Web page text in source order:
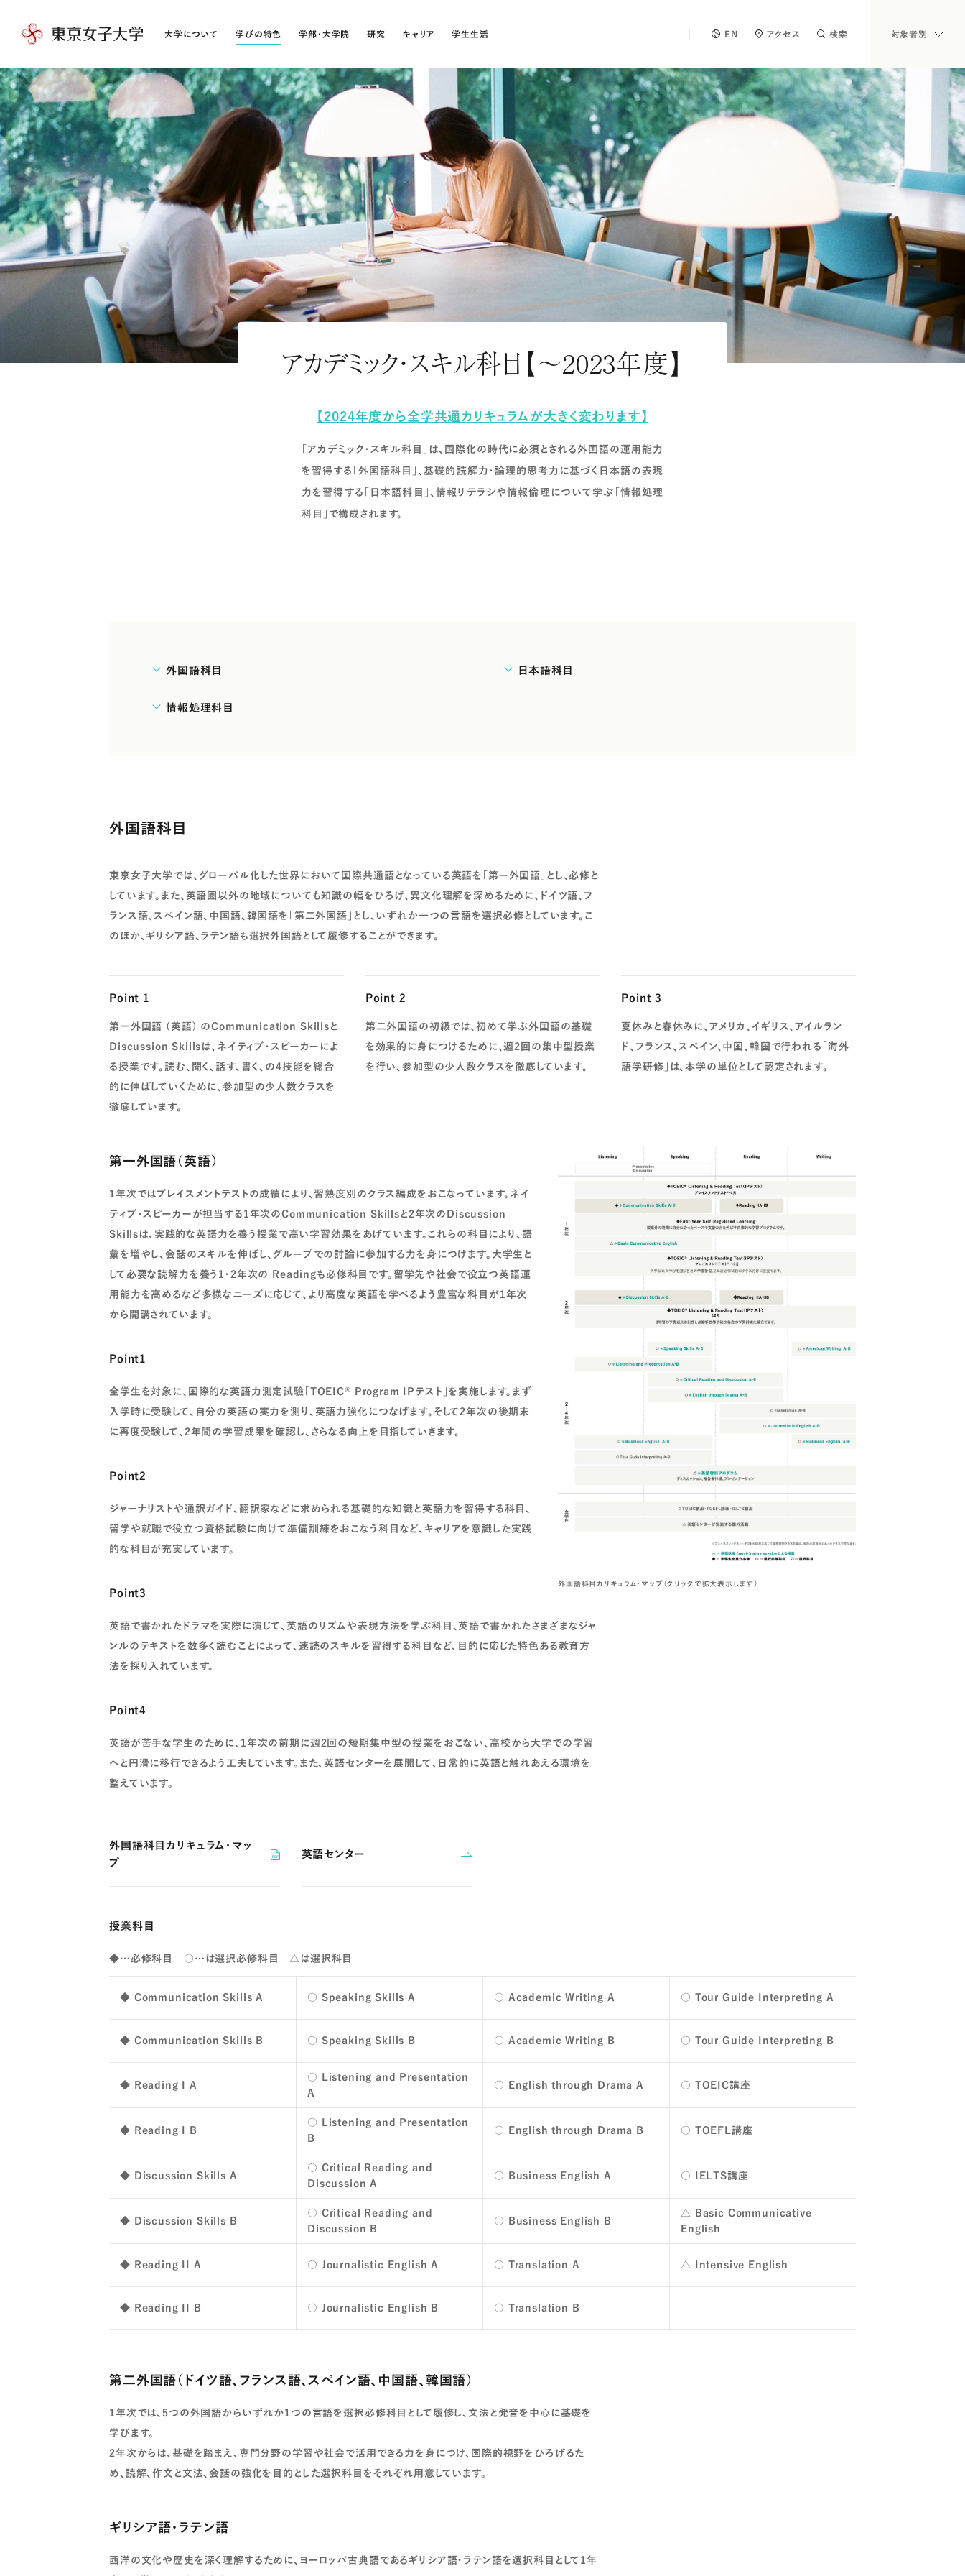
東
女
子
大
学
大学について 学びの特色 学部・大学院 研究 キャリア 学生生活 EN アクセス 検索 対象者別
アカデミック・スキル科目【～2023年度】
【2024年度から全学共通カリキュラムが大きく変わります】
「アカデミック・スキル科目」は、国際化の時代に必須とされる外国語の運用能力
を習得する「外国語科目」、基礎的読解力・論理的思考力に基づく日本語の表現
力を習得する「日本語科目」、情報リテラシや情報倫理について学ぶ「情報処理
科目」で構成されます。
外国語科目 日本語科目
情報処理科目
外国語科目
東京女子大学では、グローバル化した世界において国際共通語となっている英語を「第ー外国語」とし、必修と
しています。また、英語圏以外の地域についても知識の幅をひろげ、異文化理解を深めるために、ドイツ語、フ
ランス語、スペイン語、中国語、韓国語を「第二外国語」とし、いずれか一つの言語を選択必修としています。こ
のほか、ギリシア語、ラテン語も選択外国語として履修することができます。
Point 1
第一外国語 (英語) のCommunication Skillsと
Discussion Skillsは、ネイティブ・スピーカーによ
る授業です。読む、聞く、話す、書く、の4技能を総合
的に伸ばしていくために、参加型の少人数クラスを
徹底しています。
Point 2
第二外国語の初級では、初めて学ぶ外国語の基礎
を効果的に身につけるために、週2回の集中型授業
を行い、参加型の少人数クラスを徹底しています。
Point 3
夏休みと春休みに、アメリカ、イギリス、アイルラン
ド、フランス、スペイン、中国、韓国で行われる「海外
語学研修」は、本学の単位として認定されます。
外国語科目カリキュラム・マップ（クリックで拡大表示します）
第一外国語（英語）
1年次ではプレイスメントテストの成績により、習熟度別のクラス編成をおこなっています。ネイ
ティブ・スピーカーが担当する1年次のCommunication Skillsと2年次のDiscussion
Skillsは、実践的な英語力を養う授業で高い学習効果をあげています。これらの科目により、語
彙を増やし、会話のスキルを伸ばし、グループでの討論に参加する力を身につけます。大学生と
して必要な読解力を養う1・2年次の Readingも必修科目です。留学先や社会で役立つ英語運
用能力を高めるなど多様なニーズに応じて、より高度な英語を学べるよう豊富な科目が1年次
から開講されています。
Point1
全学生を対象に、国際的な英語力測定試驗「TOEIC® Program IPテスト」を実施します。まず
入学時に受験して、自分の英語の実力を測り、英語力強化につなげます。そして2年次の後期末
に再度受験して、2年間の学習成果を確認し、さらなる向上を目指していきます。
Point2
ジャーナリストや通訳ガイド、翻訳家などに求められる基礎的な知識と英語力を習得する科目、
留学や就職で役立つ資格試験に向けて準備訓練をおこなう科目など、キャリアを意識した実践
的な科目が充実しています。
Point3
英語で書かれたドラマを実際に演じて、英語のリズムや表現方法を学ぶ科目、英語で書かれたさまざまなジャ
ンルのテキストを数多く読むことによって、速読のスキルを習得する科目など、目的に応じた特色ある教育方
法を採り入れています。
Point4
英語が苦手な学生のために、1年次の前期に週2回の短期集中型の授業をおこない、高校から大学での学習
へと円滑に移行できるよう工夫しています。また、英語センターを展開して、日常的に英語と触れあえる環境を
整えています。
外国語科目カリキュラム・マッ
プ
英語センター
授業科目
◆…必修科目 ○…は選択必修科目 △は選択科目
◆ Communication Skills A ○ Speaking Skills A ○ Academic Writing A ○ Tour Guide Interpreting A
◆ Communication Skills B ○ Speaking Skills B ○ Academic Writing B ○ Tour Guide Interpreting B
◆ Reading I A
○ Listening and Presentation
A
○ English through Drama A ○ TOEIC講座
◆ Reading I B
○ Listening and Presentation
B
○ English through Drama B ○ TOEFL講座
◆ Discussion Skills A
○ Critical Reading and
Discussion A
○ Business English A ○ IELTS講座
◆ Discussion Skills B
○ Critical Reading and
Discussion B
○ Business English B
△ Basic Communicative
English
◆ Reading II A ○ Journalistic English A ○ Translation A △ Intensive English
◆ Reading II B ○ Journalistic English B ○ Translation B
第二外国語（ドイツ語、フランス語、スペイン語、中国語、韓国語）
1年次では、5つの外国語からいずれか1つの言語を選択必修科目として履修し、文法と発音を中心に基礎を
学びます。
2年次からは、基礎を踏まえ、専門分野の学習や社会で活用できる力を身につけ、国際的視野をひろげるた
め、読解、作文と文法、会話の強化を目的とした選択科目をそれぞれ用意しています。
ギリシア語・ラテン語
西洋の文化や歴史を深く理解するために、ヨーロッパ古典語であるギリシア語・ラテン語を選択科目として1年